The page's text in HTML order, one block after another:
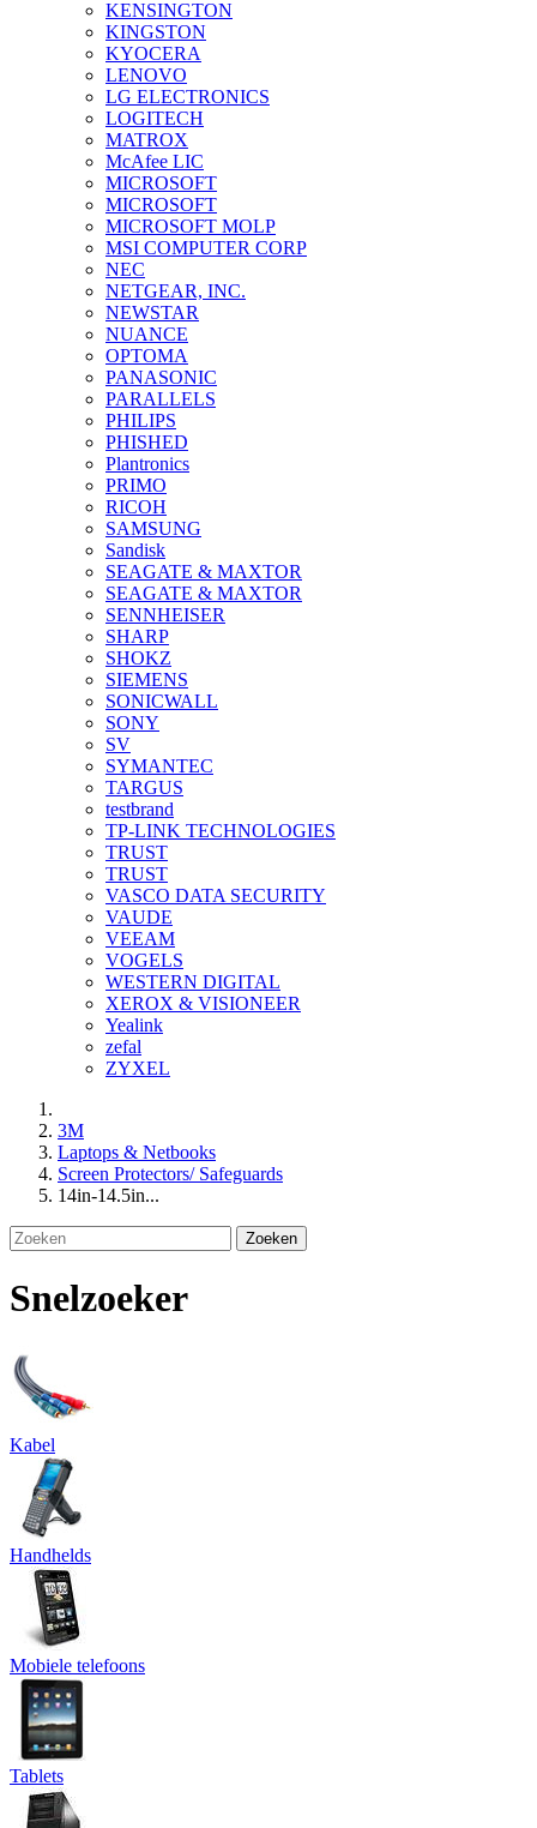
KENSINGTON
KINGSTON
KYOCERA
LENOVO
LG ELECTRONICS
LOGITECH
MATROX
McAfee LIC
MICROSOFT
MICROSOFT
MICROSOFT MOLP
MSI COMPUTER CORP
NEC
NETGEAR, INC.
NEWSTAR
NUANCE
OPTOMA
PANASONIC
PARALLELS
PHILIPS
PHISHED
Plantronics
PRIMO
RICOH
SAMSUNG
Sandisk
SEAGATE & MAXTOR
SEAGATE & MAXTOR
SENNHEISER
SHARP
SHOKZ
SIEMENS
SONICWALL
SONY
SV
SYMANTEC
TARGUS
testbrand
TP-LINK TECHNOLOGIES
TRUST
TRUST
VASCO DATA SECURITY
VAUDE
VEEAM
VOGELS
WESTERN DIGITAL
XEROX & VISIONEER
Yealink
zefal
ZYXEL
3M
Laptops & Netbooks
Screen Protectors/ Safeguards
14in-14.5in...
Zoeken
Snelzoeker
Kabel
Handhelds
Mobiele telefoons
Tablets